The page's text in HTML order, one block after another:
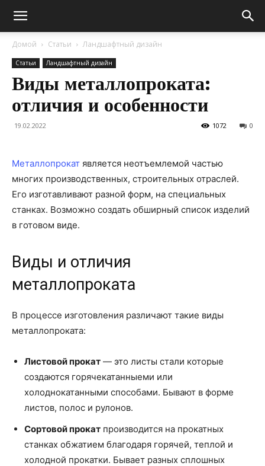
Домой Статьи Ландшафтный дизайн
Статьи Ландшафтный дизайн
Виды металлопроката:
отличия и особенности
19.02.2022 0
1072
Металлопрокат является неотъемлемой частью
многих производственных, строительных отраслей.
Его изготавливают разной форм, на специальных
станках. Возможно создать обширный список изделий
в готовом виде.
Виды и отличия
металлопроката
В процессе изготовления различают такие виды
металлопроката:
Листовой прокат — это листы стали которые
создаются горячекатанныеми или
холоднокатанными способами. Бывают в форме
листов, полос и рулонов.
Сортовой прокат производится на прокатных
станках обжатием благодаря горячей, теплой и
холодной прокатки. Бывает разных сплошных